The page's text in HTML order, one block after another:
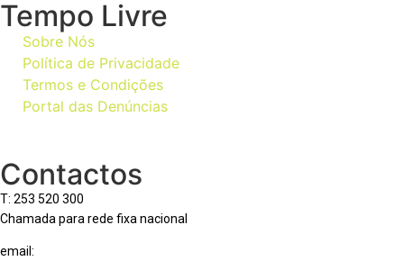
Tempo Livre
Sobre Nós
Política de Privacidade
Termos e Condições
Portal das Denúncias
Contactos
T: 253 520 300
Chamada para rede fixa nacional
email: